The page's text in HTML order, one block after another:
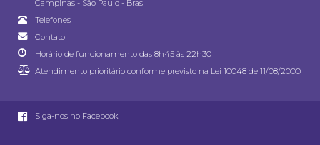
Campinas - São Paulo - Brasil
Telefones
Contato
Horário de funcionamento das 8h45 às 22h30
Atendimento prioritário conforme previsto na Lei 10048 de 11/08/2000
Siga-nos no Facebook